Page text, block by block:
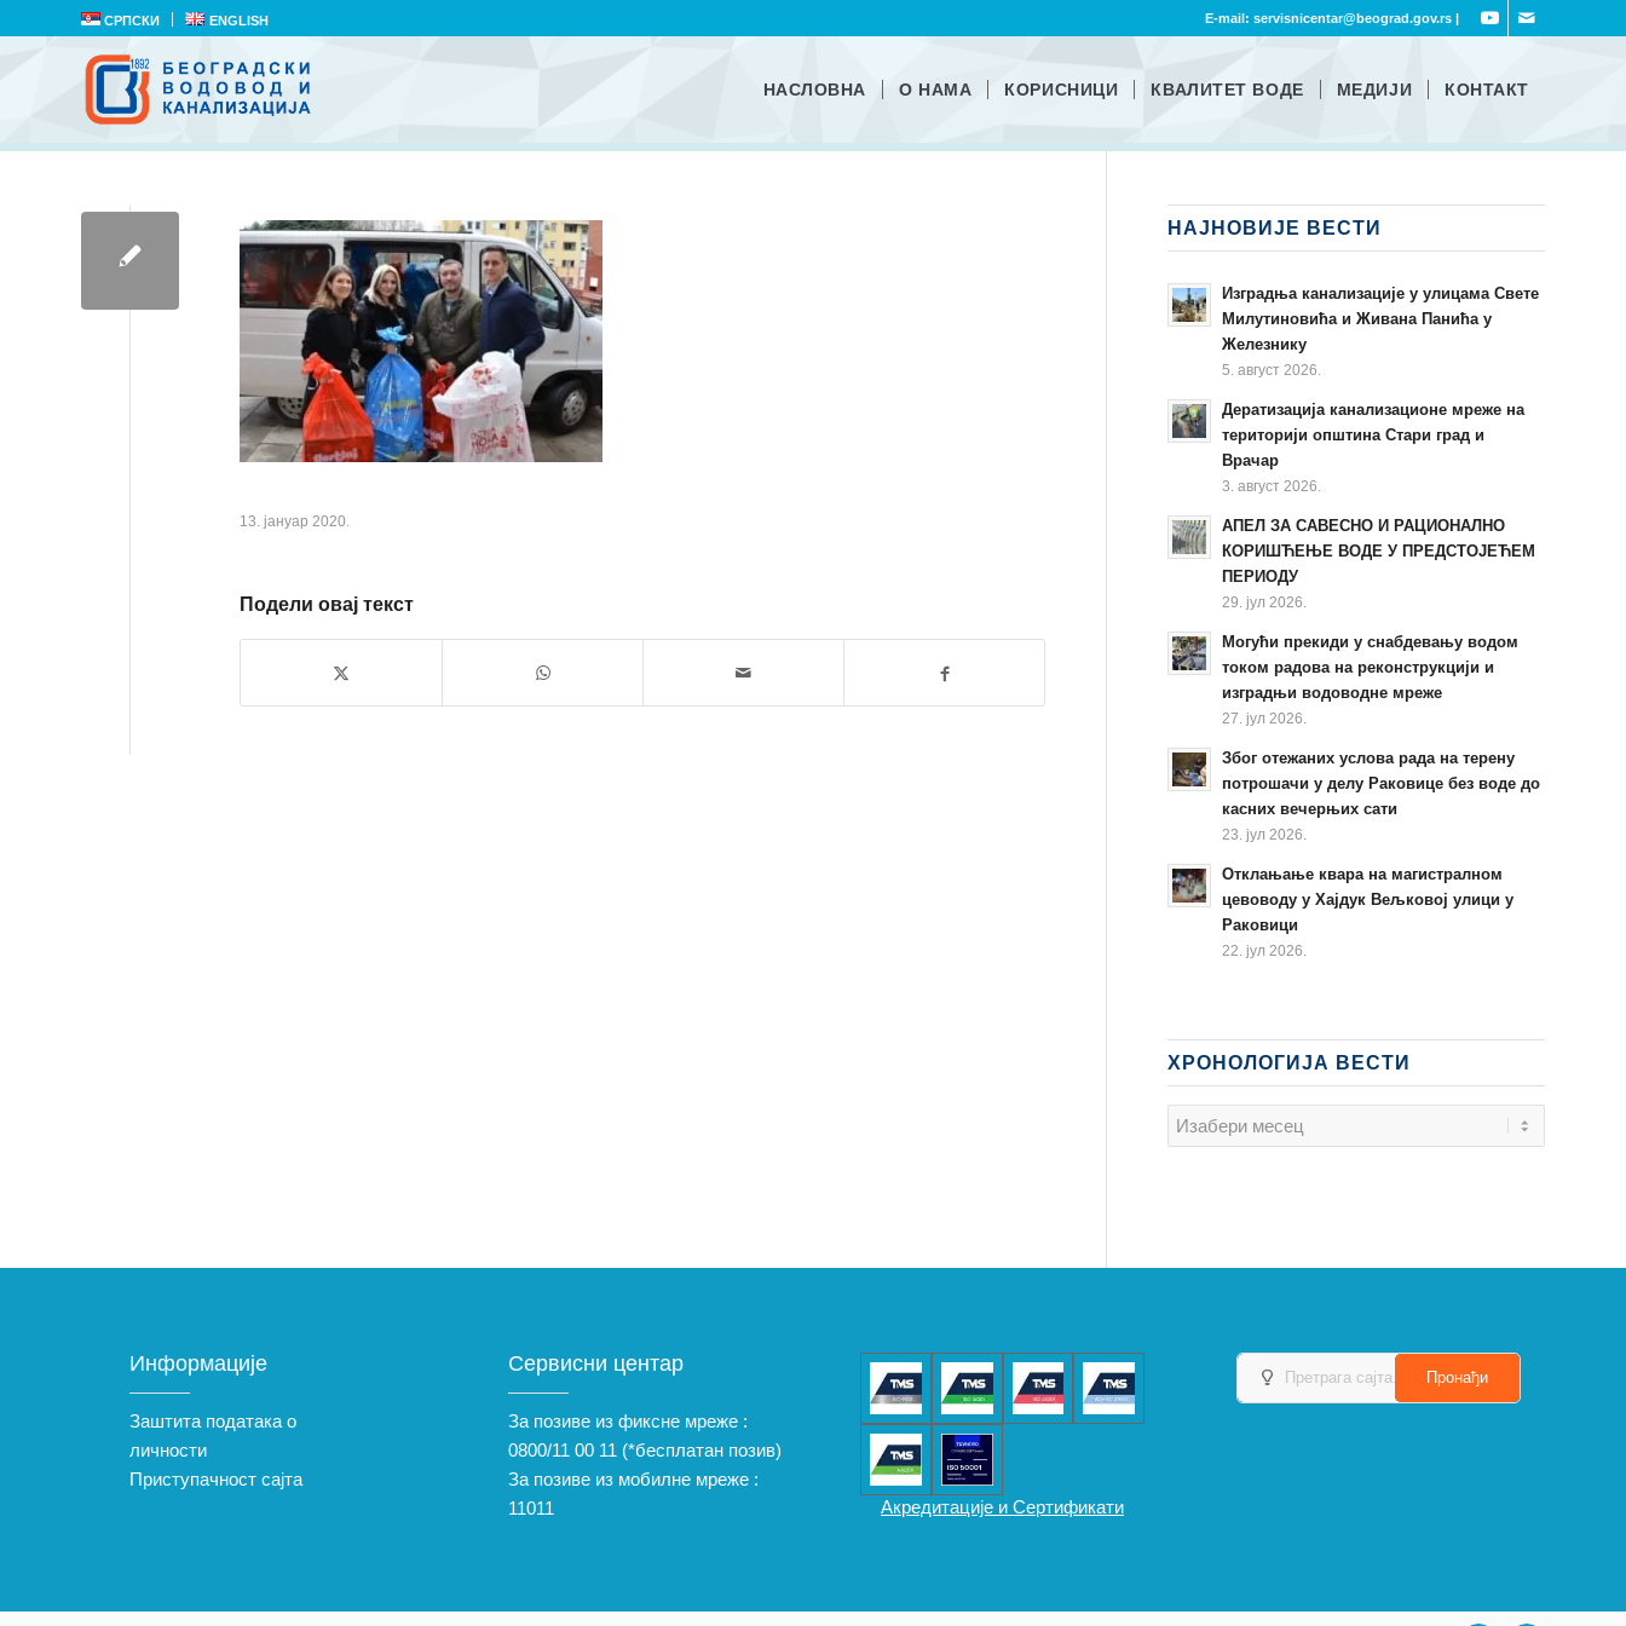
СРПСКИ ENGLISH E-mail: servisnicentar@beograd.gov.rs |
НАСЛОВНА О НАМА КОРИСНИЦИ КВАЛИТЕТ ВОДЕ МЕДИЈИ КОНТАКТ
13. јануар 2020.
Подели овај текст
НАЈНОВИЈЕ ВЕСТИ
Изградња канализације у улицама Свете
Милутиновића и Живана Панића у
Железнику
5. август 2026.
Дератизација канализационе мреже на
територији општина Стари град и
Врачар
3. август 2026.
АПЕЛ ЗА САВЕСНО И РАЦИОНАЛНО
КОРИШЋЕЊЕ ВОДЕ У ПРЕДСТОЈЕЋЕМ
ПЕРИОДУ
29. јул 2026.
Могући прекиди у снабдевању водом
током радова на реконструкцији и
изградњи водоводне мреже
27. јул 2026.
Због отежаних услова рада на терену
потрошачи у делу Раковице без воде до
касних вечерњих сати
23. јул 2026.
Отклањање квара на магистралном
цевоводу у Хајдук Вељковој улици у
Раковици
22. јул 2026.
ХРОНОЛОГИЈА ВЕСТИ
Информације
Заштита података о
личности
Приступачност сајта
Сервисни центар
За позиве из фиксне мреже :
0800/11 00 11 (*бесплатан позив)
За позиве из мобилне мреже :
11011
Акредитације и Сертификати